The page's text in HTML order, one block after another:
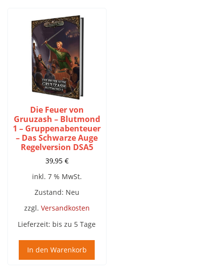
Die Feuer von
Gruuzash – Blutmond
1 – Gruppenabenteuer
– Das Schwarze Auge
Regelversion DSA5
39,95 €
inkl. 7 % MwSt.
Zustand: Neu
zzgl. Versandkosten
Lieferzeit: bis zu 5 Tage
In den Warenkorb